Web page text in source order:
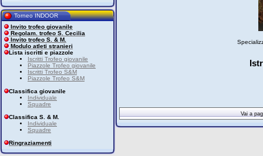
Torneo INDOOR
Invito trofeo giovanile
Regolam. trofeo S. Cecilia
Invito trofeo S. & M.
Modulo atleti stranieri
Lista iscritti e piazzole
Iscritti Trofeo giovanile
Piazzole Trofeo giovanile
Iscritti Trofeo S&M
Piazzole Trofeo S&M
Classifica giovanile
Individuale
Squadre
Classifica S. & M.
Individuale
Squadre
Ringraziamenti
Vai a